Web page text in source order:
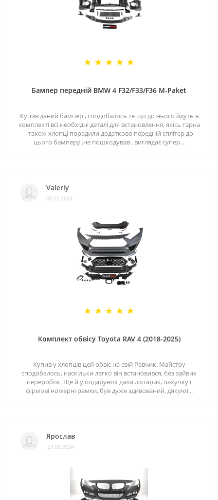
Бампер передній BMW 4 F32/F33/F36 M-Paket
Купив даний бампер , сподобалось те що до нього йдуть в
комплекті всі необхідні деталі для встановлення, якісь гарна
, також хлопці порадили додатково передній сплітер до
цього бамперу ,не пошкодував , виглядає супер ..
Valeriy
08.02.2024
Комплект обвісу Toyota RAV 4 (2018-2025)
Купив у хлопців цей обвіс на свій Равчик. Майстру
сподобалось, наскільки легко він встановився, без зайвих
переробок. Ще й у подарунок дали ліхтарик, пахучку і
фірмові номерні рамки, був дуже здивований, дякую) ..
Ярослав
21.01.2024